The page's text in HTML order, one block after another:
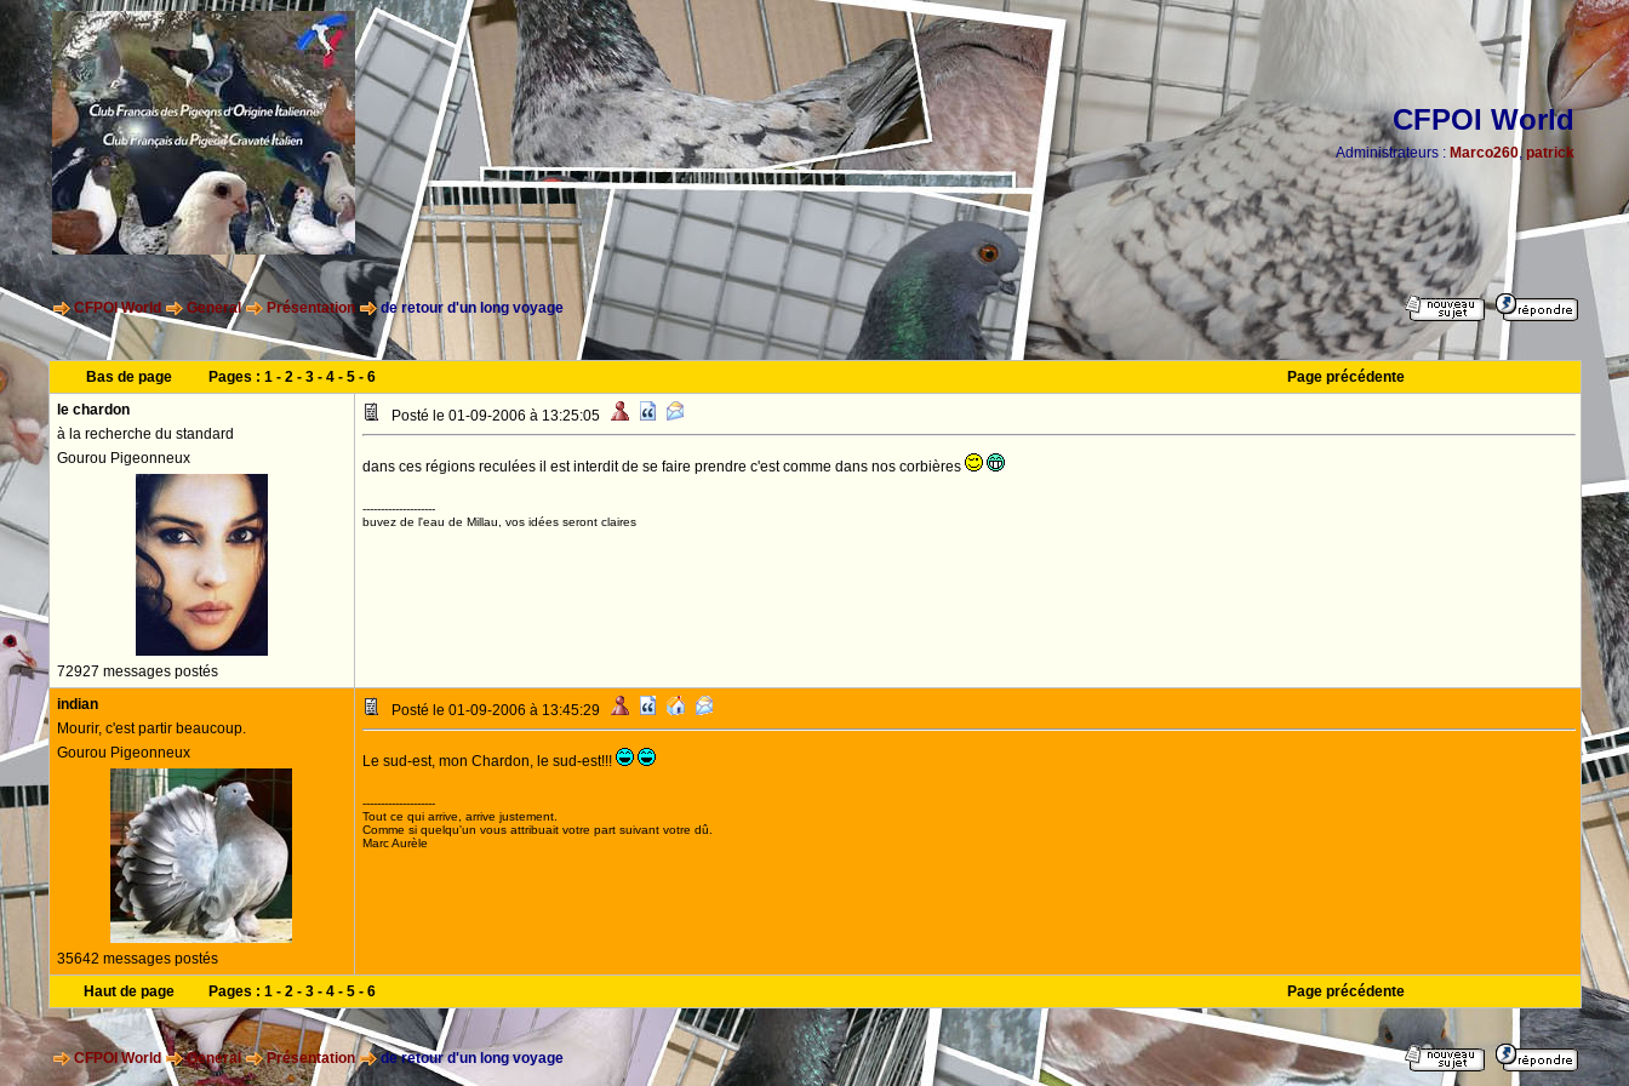
CFPOI World
Administrateurs : Marco260, patrick
CFPOI World General Présentation de retour d'un long voyage
Bas de page Pages : 1- 2- 3- 4- 5- 6
Page précédente
le chardon
à la recherche du standard
Gourou Pigeonneux
72927 messages postés
Posté le 01-09-2006 à 13:25:05
dans ces régions reculées il est interdit de se faire prendre c'est comme dans nos corbières
--------------------
buvez de l'eau de Millau, vos idées seront claires
indian
Mourir, c'est partir beaucoup.
Gourou Pigeonneux
35642 messages postés
Posté le 01-09-2006 à 13:45:29
Le sud-est, mon Chardon, le sud-est!!!
--------------------
Tout ce qui arrive, arrive justement.
Comme si quelqu'un vous attribuait votre part suivant votre dû.
Marc Aurèle
Haut de page Pages : 1- 2- 3- 4- 5- 6 Page précédente
CFPOI World General Présentation de retour d'un long voyage